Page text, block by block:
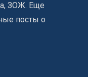
ЗОЖ. Еще
посты о